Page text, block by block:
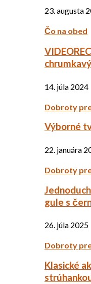
23. augusta
Čo na obed
14. júla 2024
Dobroty
Výborné
22. januára
Dobroty
gule s
26. júla 2025
Dobroty
Klasické